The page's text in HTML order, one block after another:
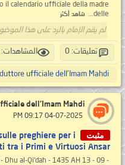
il calendario ufficiale della madre
delle...
شاهد أكثر
لم يقم الإمام بالرد على هذا
تعليقات: 0 المشاهدات: 55,976
ufficiale dell'Imam Mahdi
dell'Imam Mahdi
مثبت
preghiere per i
tra i Primi e Virtuosi Ansar
Dhu al-Qi'dah - 1435 AH 13 - 09 -